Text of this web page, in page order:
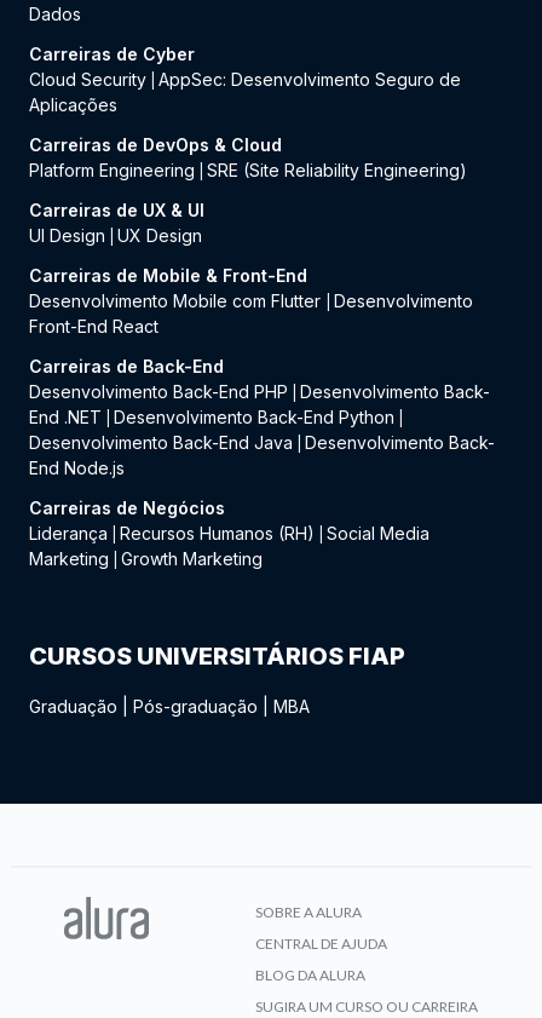
Dados
Carreiras de Cyber
Cloud Security AppSec: Desenvolvimento Seguro de
Aplicações
Carreiras de DevOps & Cloud
Platform Engineering
SRE (Site Reliability Engineering)
Carreiras de UX & UI
UI Design
UX Design
Carreiras de Mobile & Front-End
Desenvolvimento Mobile com Flutter
Desenvolvimento
Front-End React
Carreiras de Back-End
Desenvolvimento Back-End PHP
Desenvolvimento Back-
End .NET
Desenvolvimento Back-End Python
Desenvolvimento Back-End Java
Desenvolvimento Back-
End Node.js
Carreiras de Negócios
Liderança
Recursos Humanos (RH)
Social Media
Marketing
Growth Marketing
CURSOS UNIVERSITÁRIOS FIAP
Graduação Pós-graduação MBA
SOBRE A ALURA
CENTRAL DE AJUDA
BLOG DA ALURA
SUGIRA UM CURSO OU CARREIRA